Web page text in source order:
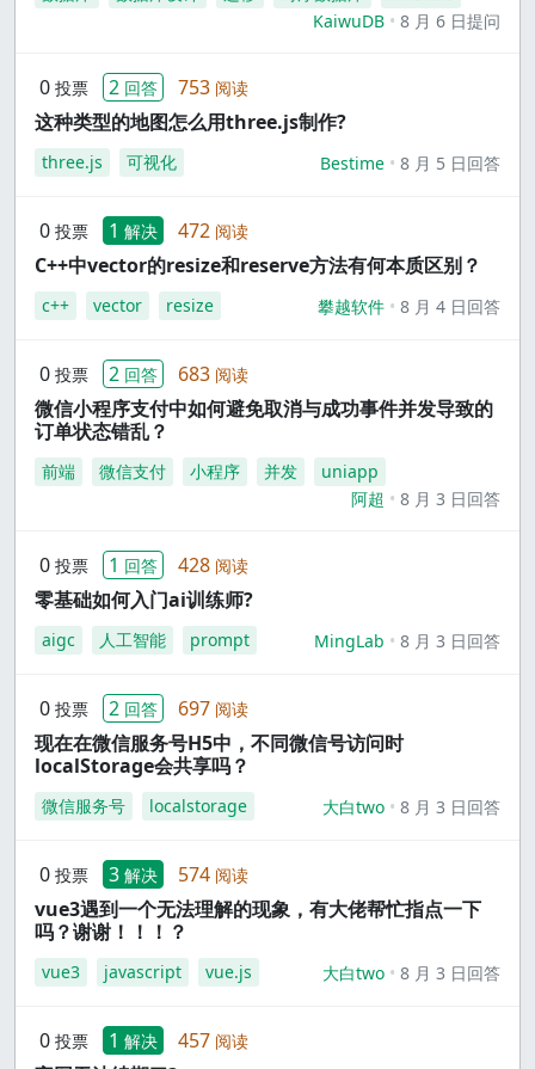
KaiwuDB
8 月 6 日提问
0 投票 2 回答 753 阅读
这种类型的地图怎么用three.js制作?
three.js 可视化 Bestime 8 月 5 日回答
0 投票 1 解决 472 阅读
C++中vector的resize和reserve方法有何本质区别？
c++ vector resize 攀越软件 8 月 4 日回答
0 投票 2 回答 683 阅读
微信小程序支付中如何避免取消与成功事件并发导致的
订单状态错乱？
前端 微信支付 小程序 并发
uniapp
阿超
8 月 3 日回答
0 投票 1 回答 428 阅读
零基础如何入门ai训练师?
aigc 人工智能 prompt MingLab 8 月 3 日回答
0 投票 2 回答 697 阅读
现在在微信服务号H5中，不同微信号访问时
localStorage会共享吗？
微信服务号 localstorage 大白two 8 月 3 日回答
0 投票 3 解决 574 阅读
vue3遇到一个无法理解的现象，有大佬帮忙指点一下
吗？谢谢！！！？
vue3 javascript vue.js 大白two 8 月 3 日回答
0 投票 1 解决 457 阅读